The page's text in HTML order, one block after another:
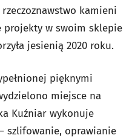
kamieni
projekty w swoim sklepie
jesienią 2020 roku.
pięknymi
miejsce na
Kuźniar wykonuje
szlifowanie, oprawianie